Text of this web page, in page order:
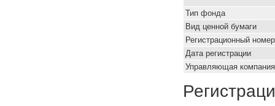
Тип фонда
Вид ценной бумаги
Регистрационный номер
Дата регистрации
Управляющая компания